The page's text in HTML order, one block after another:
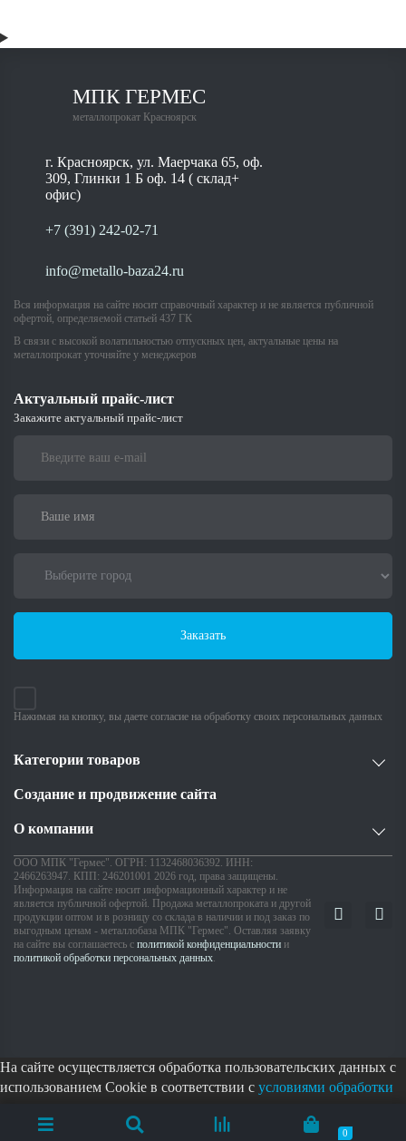
МПК ГЕРМЕС
металлопрокат Красноярск
г. Красноярск, ул. Маерчака 65, оф.
309, Глинки 1 Б оф. 14 ( склад+
офис)
+7 (391) 242-02-71
info@metallo-baza24.ru
Вся информация на сайте носит справочный характер и не является публичной
офертой, определяемой статьей 437 ГК
В связи с высокой волатильностью отпускных цен, актуальные цены на
металлопрокат уточняйте у менеджеров
Актуальный прайс-лист
Закажите актуальный прайс-лист
Заказать
Нажимая на кнопку, вы даете согласие на обработку своих персональных данных
Категории товаров
Создание и продвижение сайта
О компании
ООО МПК "Гермес". ОГРН: 1132468036392. ИНН:
2466263947. КПП: 246201001 2026 год, права защищены.
Информация на сайте носит информационный характер и не
является публичной офертой. Продажа металлопроката и другой
продукции оптом и в розницу со склада в наличии и под заказ по
выгодным ценам - металлобаза МПК "Гермес". Оставляя заявку
на сайте вы соглашаетесь с политикой конфиденциальности и
политикой обработки персональных данных.
На сайте осуществляется обработка пользовательских данных с
использованием Cookie в соответствии с условиями обработки
Согласен 0